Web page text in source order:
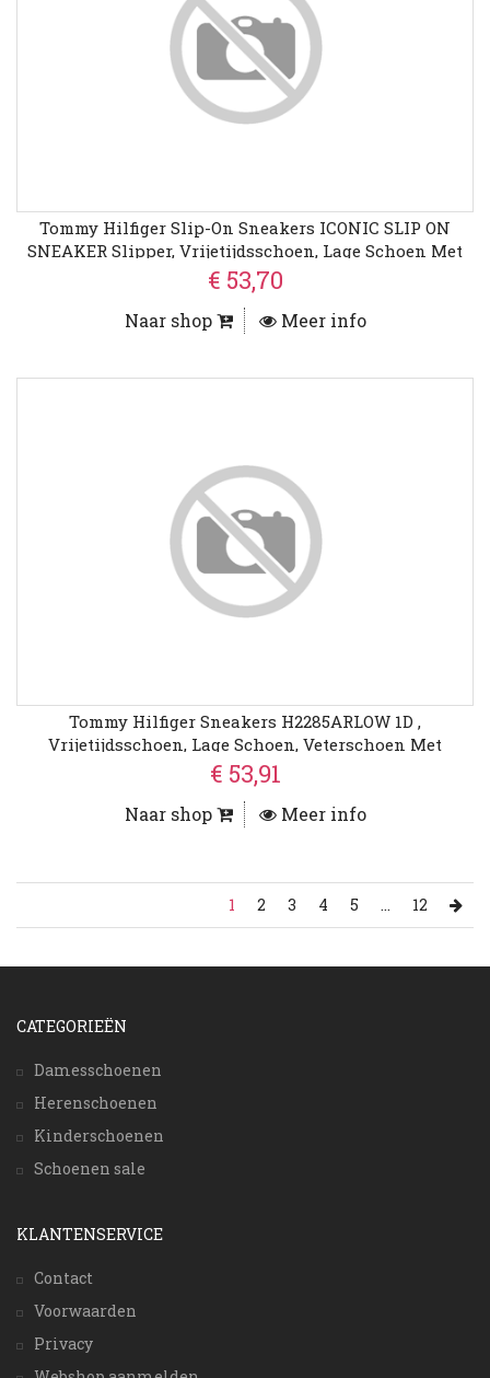
Tommy Hilfiger Slip-On Sneakers ICONIC SLIP ON
SNEAKER Slipper, Vrijetijdsschoen, Lage Schoen Met
Zij-Stretchinzetten
€ 53,70
Naar shop Meer info
Tommy Hilfiger Sneakers H2285ARLOW 1D ,
Vrijetijdsschoen, Lage Schoen, Veterschoen Met
Zijdelingse Vlaggen-Borduring
€ 53,91
Naar shop Meer info
1 2 3 4 5 ... 12
CATEGORIEËN
Damesschoenen
Herenschoenen
Kinderschoenen
Schoenen sale
KLANTENSERVICE
Contact
Voorwaarden
Privacy